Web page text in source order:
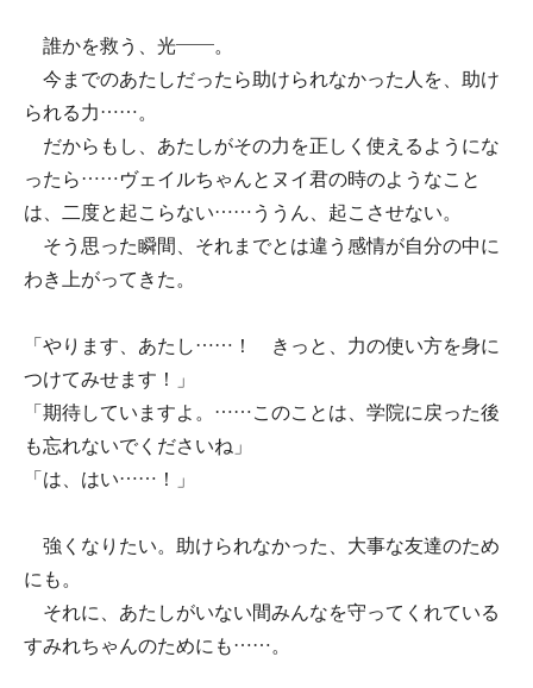
誰かを救う、光――。
今までのあたしだったら助けられなかった人を、助け
られる力……。
だからもし、あたしがその力を正しく使えるようにな
ったら……ヴェイルちゃんとヌイ君の時のようなこと
は、二度と起こらない……ううん、起こさせない。
そう思った瞬間、それまでとは違う感情が自分の中に
わき上がってきた。
「やります、あたし……！ きっと、力の使い方を身に
つけてみせます！」
「期待していますよ。……このことは、学院に戻った後
も忘れないでくださいね」
「は、はい……！」
強くなりたい。助けられなかった、大事な友達のため
にも。
それに、あたしがいない間みんなを守ってくれている
すみれちゃんのためにも……。